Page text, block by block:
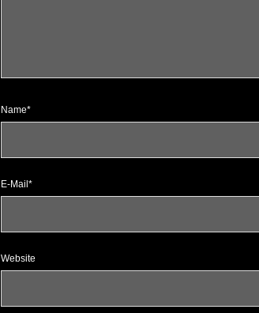
Name*
E-Mail*
Website